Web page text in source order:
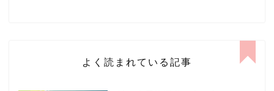
よく読まれている記事